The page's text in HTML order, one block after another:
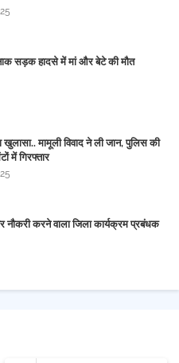
सड़क हादसे में मां और बेटे की मौत
खुलासा.. मामूली विवाद ने ली जान, पुलिस की
में गिरफ्तार
नौकरी करने वाला जिला कार्यक्रम प्रबंधक